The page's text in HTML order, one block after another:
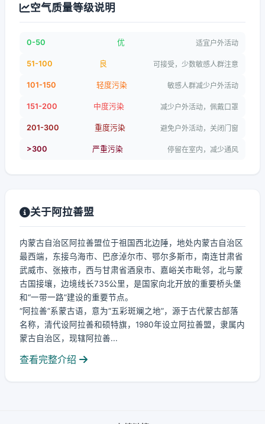
空气质量等级说明
0-50 优 适宜户外活动
51-100 良 可接受，少数敏感人群注意
101-150 轻度污染 敏感人群减少户外活动
151-200 中度污染 减少户外活动，佩戴口罩
201-300 重度污染 避免户外活动，关闭门窗
>300 严重污染 停留在室内，减少通风
关于阿拉善盟
内蒙古自治区阿拉善盟位于祖国西北边陲，地处内蒙古自治区
最西端，东接乌海市、巴彦淖尔市、鄂尔多斯市，南连甘肃省
武威市、张掖市，西与甘肃省酒泉市、嘉峪关市毗邻，北与蒙
古国接壤，边境线长735公里，是国家向北开放的重要桥头堡
和“一带一路”建设的重要节点。
“阿拉善”系蒙古语，意为“五彩斑斓之地”，源于古代蒙古部落
名称，清代设阿拉善和硕特旗，1980年设立阿拉善盟，隶属内
蒙古自治区，现辖阿拉善...
查看完整介绍